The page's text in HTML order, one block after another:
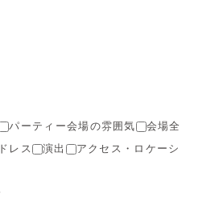
パーティー会場の雰囲気
会場全
ドレス 演出
アクセス・ロケーシ